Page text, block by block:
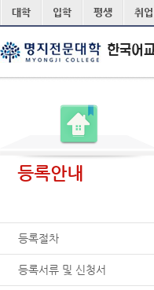
본문 바로가기
대학 입학 평생 취업
등록안내
등록절차
등록서류 및 신청서